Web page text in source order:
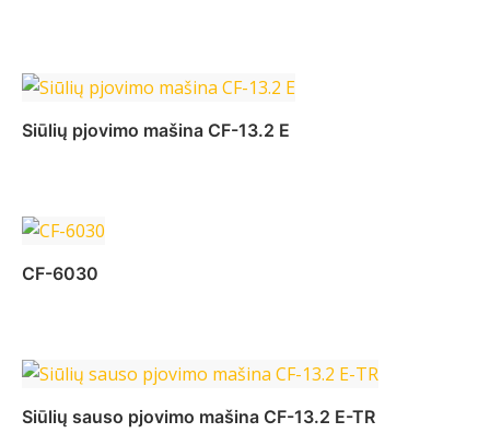
Daugiau
Siūlių pjovimo mašina CF-13.2 E
CF-6030
Daugiau
Siūlių sauso pjovimo mašina CF-13.2 E-TR